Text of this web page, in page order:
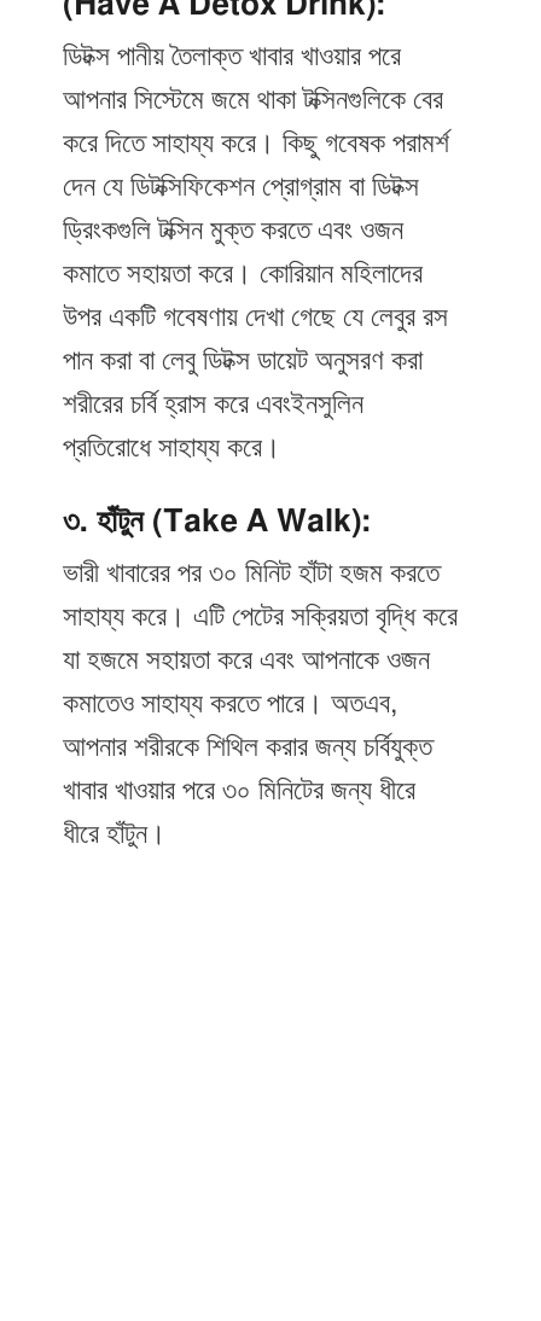
ডিটক্স পানীয় তৈলাক্ত খাবার খাওয়ার পরে
আপনার সিস্টেমে জমে থাকা টক্সিনগুলিকে বের
করে দিতে সাহায্য করে। কিছু গবেষক পরামর্শ
দেন যে ডিটক্সিফিকেশন প্রোগ্রাম বা ডিটক্স
ড্রিংকগুলি টক্সিন মুক্ত করতে এবং ওজন
কমাতে সহায়তা করে। কোরিয়ান মহিলাদের
উপর একটি গবেষণায় দেখা গেছে যে লেবুর রস
পান করা বা লেবু ডিটক্স ডায়েট অনুসরণ করা
শরীরের চর্বি হ্রাস করে এবংইনসুলিন
প্রতিরোধে সাহায্য করে।
৩. হাঁটুন (Take A Walk):
ভারী খাবারের পর ৩০ মিনিট হাঁটা হজম করতে
সাহায্য করে। এটি পেটের সক্রিয়তা বৃদ্ধি করে
যা হজমে সহায়তা করে এবং আপনাকে ওজন
কমাতেও সাহায্য করতে পারে। অতএব,
আপনার শরীরকে শিথিল করার জন্য চর্বিযুক্ত
খাবার খাওয়ার পরে ৩০ মিনিটের জন্য ধীরে
ধীরে হাঁটুন।